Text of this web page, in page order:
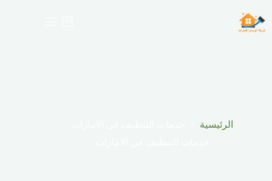
إلى
المحتوى
الرئيسية